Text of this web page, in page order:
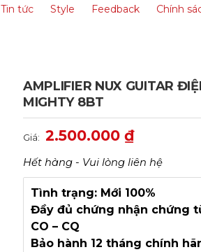
Tin tức Style Feedback Chính
AMPLIFIER NUX GUITAR
MIGHTY 8BT
Giá: 2.500.000 ₫
Hết hàng - Vui lòng liên hệ
Tình trạng: Mới 100%
Đầy đủ chứng nhận chứng
CO – CQ
Bảo hành 12 tháng chính